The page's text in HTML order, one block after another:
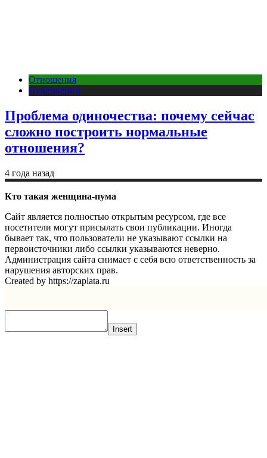
Отношения
Публикации
Проблема одиночества: почему сейчас
сложно построить нормальные
отношения?
4 года назад
Кто такая женщина-пума
Сайт является полностью открытым ресурсом, где все
посетители могут присылать свои публикации. Иногда
бывает так, что пользователи не указывают ссылки на
первоисточники либо ссылки указываются неверно.
Администрация сайта снимает с себя всю ответственность за
нарушения авторских прав.
Created by https://zaplata.ru
Insert